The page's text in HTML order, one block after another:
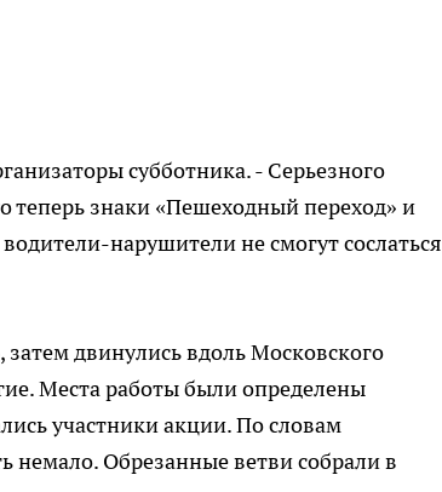
субботника. - Серьезного
теперь знаки «Пешеходный переход» и
нарушители не смогут сослаться
двинулись вдоль Московского
Места работы были определены
участники акции. По словам
немало. Обрезанные ветви собрали в